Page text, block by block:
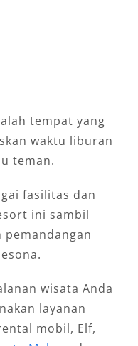
tempat yang
waktu liburan
teman.
fasilitas dan
ini sambil
wisata Anda
layanan
mobil, Elf,